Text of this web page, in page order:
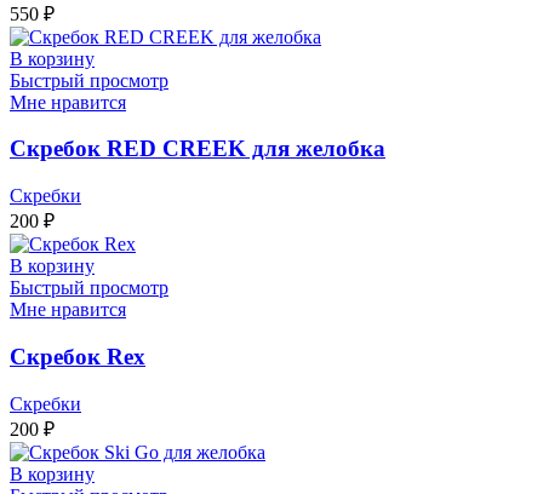
550 ₽
В корзину
Быстрый просмотр
Мне нравится
Скребок RED CREEK для желобка
Скребки
200 ₽
В корзину
Быстрый просмотр
Мне нравится
Скребок Rex
Скребки
200 ₽
В корзину